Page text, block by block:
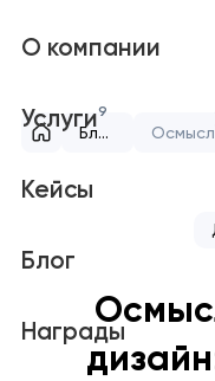
О компании
Услуги9
Кейсы
Блог
Награды
Блог